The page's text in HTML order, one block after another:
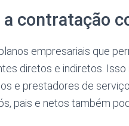
contratação
empresariais que
diretos e indiretos.
e prestadores de
pais e netos também